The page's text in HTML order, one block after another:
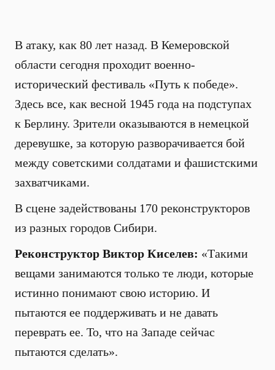
В атаку, как 80 лет назад. В Кемеровской
области сегодня проходит военно-
исторический фестиваль «Путь к победе».
Здесь все, как весной 1945 года на подступах
к Берлину. Зрители оказываются в немецкой
деревушке, за которую разворачивается бой
между советскими солдатами и фашистскими
захватчиками.
В сцене задействованы 170 реконструкторов
из разных городов Сибири.
Реконструктор Виктор Киселев: «Такими
вещами занимаются только те люди, которые
истинно понимают свою историю. И
пытаются ее поддерживать и не давать
переврать ее. То, что на Западе сейчас
пытаются сделать».